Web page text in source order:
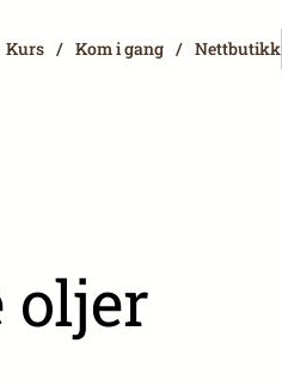
Kurs Kom i gang Nettbutikk
oljer